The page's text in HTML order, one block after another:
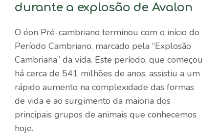
durante a explosão de Avalon
O éon Pré-cambriano terminou com o início do
Período Cambriano, marcado pela “Explosão
Cambriana” da vida. Este período, que começou
há cerca de 541 milhões de anos, assistiu a um
rápido aumento na complexidade das formas
de vida e ao surgimento da maioria dos
principais grupos de animais que conhecemos
hoje.